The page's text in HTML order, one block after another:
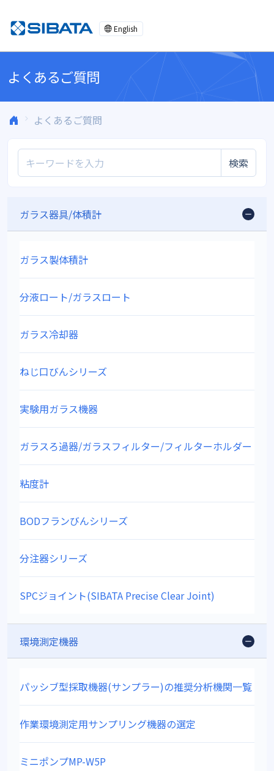
English
よくあるご質問
よくあるご質問
検索
ガラス器具/体積計
ガラス製体積計
分液ロート/ガラスロート
ガラス冷却器
ねじ口びんシリーズ
実験用ガラス機器
ガラスろ過器/ガラスフィルター/フィルターホルダー
粘度計
BODフランびんシリーズ
分注器シリーズ
SPCジョイント(SIBATA Precise Clear Joint)
環境測定機器
パッシブ型採取機器(サンプラー)の推奨分析機関一覧
作業環境測定用サンプリング機器の選定
ミニポンプMP-W5P